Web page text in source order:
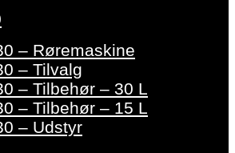
– Røremaskine
– Tilvalg
– Tilbehør – 30 L
– Tilbehør – 15 L
– Udstyr